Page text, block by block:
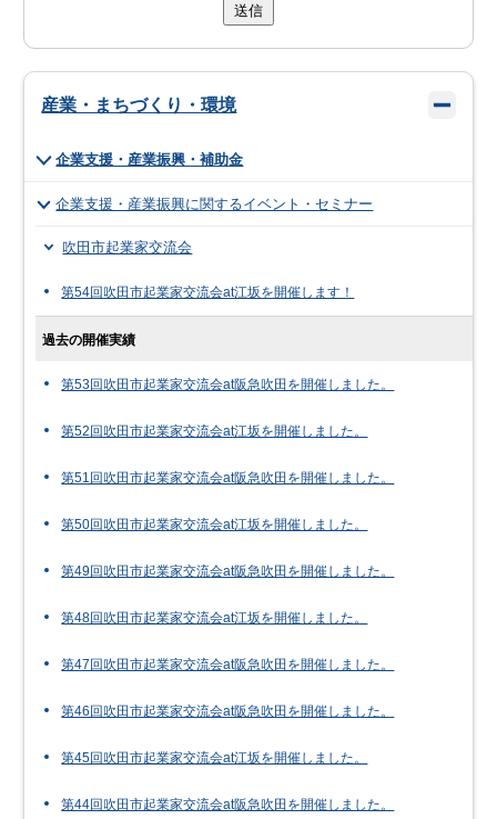
送信
産業・まちづくり・環境
企業支援・産業振興・補助金
企業支援・産業振興に関するイベント・セミナー
吹田市起業家交流会
第54回吹田市起業家交流会at江坂を開催します！
過去の開催実績
第53回吹田市起業家交流会at阪急吹田を開催しました。
第52回吹田市起業家交流会at江坂を開催しました。
第51回吹田市起業家交流会at阪急吹田を開催しました。
第50回吹田市起業家交流会at江坂を開催しました。
第49回吹田市起業家交流会at阪急吹田を開催しました。
第48回吹田市起業家交流会at江坂を開催しました。
第47回吹田市起業家交流会at阪急吹田を開催しました。
第46回吹田市起業家交流会at阪急吹田を開催しました。
第45回吹田市起業家交流会at江坂を開催しました。
第44回吹田市起業家交流会at阪急吹田を開催しました。